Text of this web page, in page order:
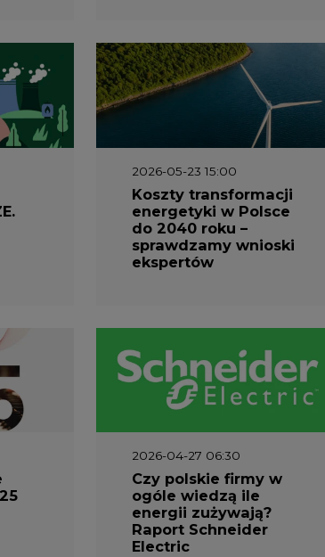
Koszty transformacji
energetyki w Polsce
do 2040 roku –
sprawdzamy wnioski
ekspertów
Czy polskie firmy w
ogóle wiedzą ile
energii zużywają?
Raport Schneider
Electric